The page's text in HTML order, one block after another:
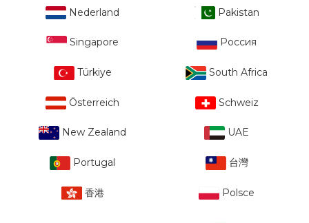
Nederland Pakistan
Singapore Россия
Türkiye South Africa
Österreich Schweiz
New Zealand UAE
Portugal 台灣
香港 Polsce